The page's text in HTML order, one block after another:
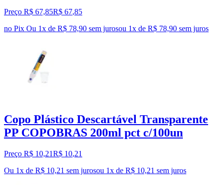
Preço R$ 67,85R$ 67,85
no Pix Ou 1x de R$ 78,90 sem jurosou 1x de R$ 78,90 sem juros
Copo Plástico Descartável Transparente
PP COPOBRAS 200ml pct c/100un
Preço R$ 10,21R$ 10,21
Ou 1x de R$ 10,21 sem jurosou 1x de R$ 10,21 sem juros